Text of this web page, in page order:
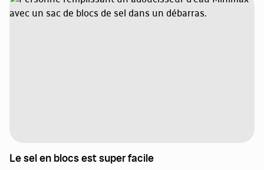
Le sel en blocs est super facile